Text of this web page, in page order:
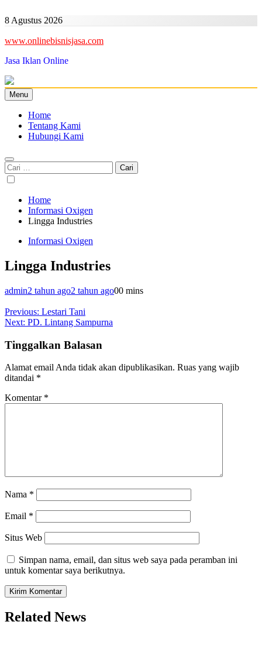
to
8 Agustus 2026
www.onlinebisnisjasa.com
Jasa Iklan Online
Menu
Home
Tentang Kami
Hubungi Kami
Cari
untuk:
Home
Informasi Oxigen
Lingga Industries
Informasi Oxigen
Lingga Industries
admin2 tahun ago2 tahun ago00 mins
Navigasi
pos
Previous: Lestari Tani
Next: PD. Lintang Sampurna
Tinggalkan Balasan
Alamat email Anda tidak akan dipublikasikan. Ruas yang wajib
ditandai *
Komentar *
Nama *
Email *
Situs Web
Simpan nama, email, dan situs web saya pada peramban ini
untuk komentar saya berikutnya.
Related News